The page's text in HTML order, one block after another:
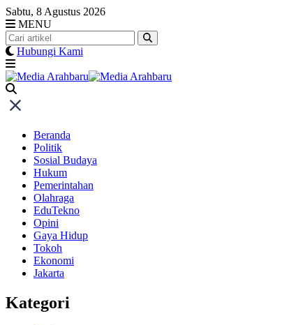
Skip
to
content
Sabtu, 8 Agustus 2026
MENU
Hubungi Kami
Beranda
Politik
Sosial Budaya
Hukum
Pemerintahan
Olahraga
EduTekno
Opini
Gaya Hidup
Tokoh
Ekonomi
Jakarta
Kategori